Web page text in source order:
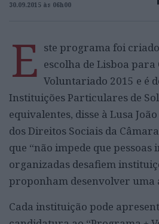
30.09.2015 às 06h00
E ste programa foi
escolha de Lisboa
Voluntariado 2015 e é
Instituições Particulares de
equivalentes, disse à Lusa
dos Direitos Sociais da
que “não impede que
organizadas desafiem
proponham desenvolver uma
Cada instituição pode